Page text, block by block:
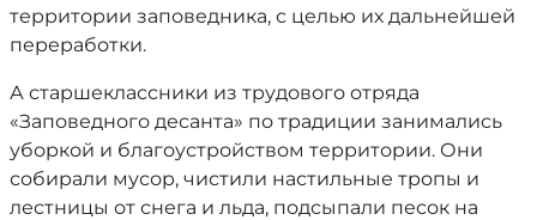
территории заповедника, с целью их дальнейшей
переработки.
А старшеклассники из трудового отряда
«Заповедного десанта» по традиции занимались
уборкой и благоустройством территории. Они
собирали мусор, чистили настильные тропы и
лестницы от снега и льда, подсыпали песок на